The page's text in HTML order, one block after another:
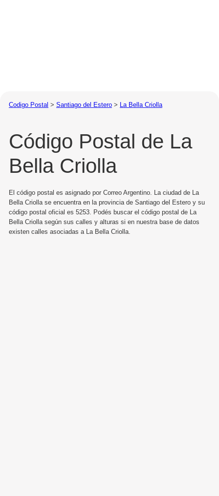
Codigo Postal > Santiago del Estero > La Bella Criolla
Código Postal de La
Bella Criolla
El código postal es asignado por Correo Argentino. La ciudad de La
Bella Criolla se encuentra en la provincia de Santiago del Estero y su
código postal oficial es 5253. Podés buscar el código postal de La
Bella Criolla según sus calles y alturas si en nuestra base de datos
existen calles asociadas a La Bella Criolla.